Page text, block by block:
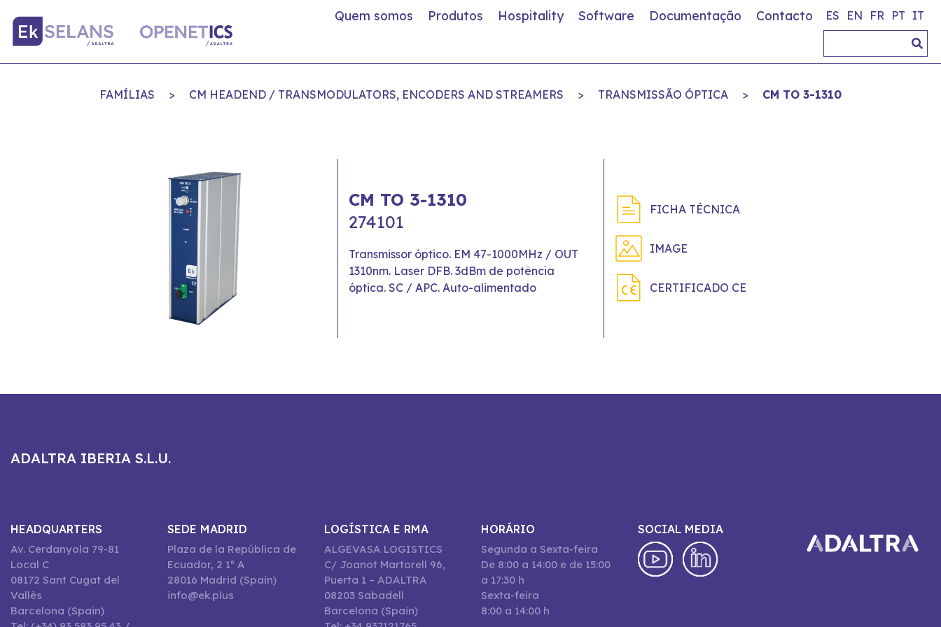
Quem somos Produtos Hospitality Software Documentação Contacto ES EN FR PT IT
FAMÍLIAS > CM HEADEND / TRANSMODULATORS, ENCODERS AND STREAMERS > TRANSMISSÃO ÓPTICA > CM TO 3-1310
CM TO 3-1310
274101
Transmissor óptico. EM 47-1000MHz / OUT
1310nm. Laser DFB. 3dBm de potência
óptica. SC / APC. Auto-alimentado
FICHA TÉCNICA
IMAGE
CERTIFICADO CE
ADALTRA IBERIA S.L.U.
HEADQUARTERS
Av. Cerdanyola 79-81
Local C
08172 Sant Cugat del
Vallès
Barcelona (Spain)
SEDE MADRID
Plaza de la República de
Ecuador, 2 1º A
28016 Madrid (Spain)
info@ek.plus
LOGÍSTICA E RMA
ALGEVASA LOGISTICS
C/ Joanot Martorell 96,
Puerta 1 – ADALTRA
08203 Sabadell
Barcelona (Spain)
HORÁRIO
Segunda a Sexta-feira
De 8:00 a 14:00 e de 15:00
a 17:30 h
Sexta-feira
8:00 a 14:00 h
SOCIAL MEDIA